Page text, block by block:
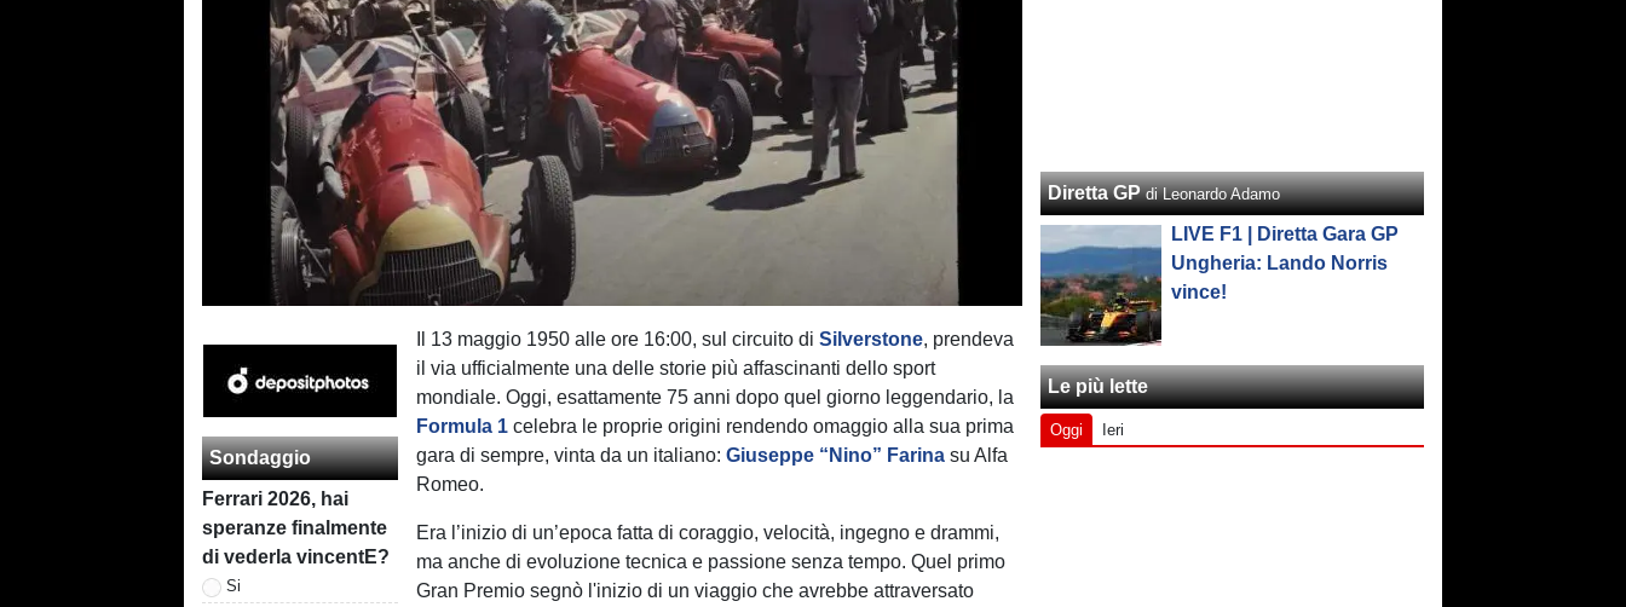
Sondaggio
Ferrari 2026, hai
speranze finalmente
di vederla vincentE?
Si
Il 13 maggio 1950 alle ore 16:00, sul circuito diSilverstone, prendeva
il via ufficialmente una delle storie più affascinanti dello sport
mondiale. Oggi, esattamente 75 anni dopo quel giorno leggendario, la
Formula 1 celebra le proprie origini rendendo omaggio alla sua prima
gara di sempre, vinta da un italiano:Giuseppe “Nino” Farina su Alfa
Romeo.
Era l’inizio di un’epoca fatta di coraggio, velocità, ingegno e drammi,
ma anche di evoluzione tecnica e passione senza tempo. Quel primo
Gran Premio segnò l'inizio di un viaggio che avrebbe attraversato
Diretta GP di Leonardo Adamo
LIVE F1 | Diretta Gara GP
Ungheria: Lando Norris
vince!
Le più lette
Oggi Ieri